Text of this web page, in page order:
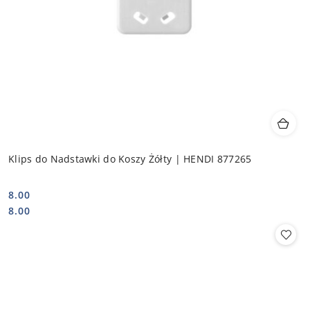
Klips do Nadstawki do Koszy Żółty | HENDI 877265
Cena:
8.00
Cena:
8.00